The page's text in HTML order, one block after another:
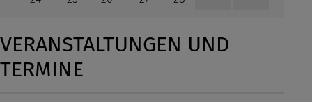
VERANSTALTUNGEN UND
TERMINE